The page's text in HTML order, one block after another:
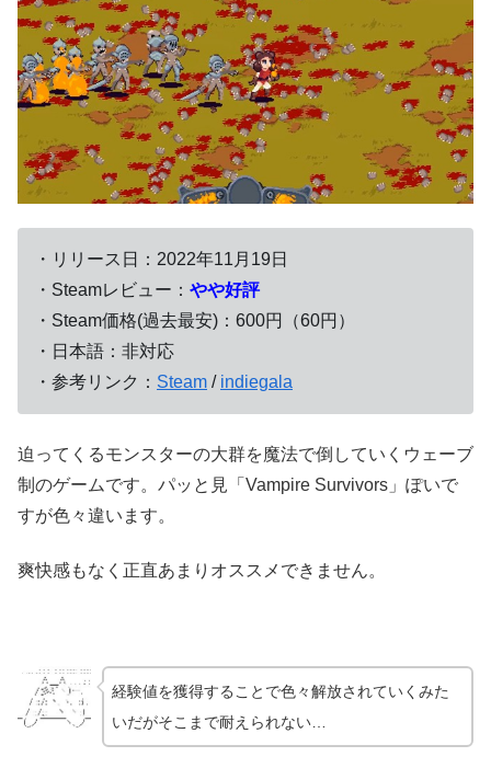
・リリース日：2022年11月19日
・Steamレビュー： やや好評
・Steam価格(過去最安)：600円（60円）
・日本語：非対応
・参考リンク： Steam / indiegala
迫ってくるモンスターの大群を魔法で倒していくウェーブ
制のゲームです。パッと見「Vampire Survivors」ぽいで
すが色々違います。
爽快感もなく正直あまりオススメできません。
経験値を獲得することで色々解放されていくみた
いだがそこまで耐えられない…